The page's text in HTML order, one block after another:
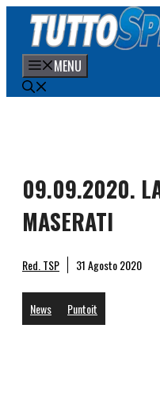
contenuto
MENU
09.09.2020.
MASERATI
Red. TSP 31 Agosto 2020
News Puntoit